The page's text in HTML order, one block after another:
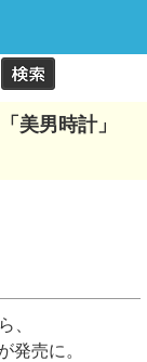
美男時計」
、
発売に。